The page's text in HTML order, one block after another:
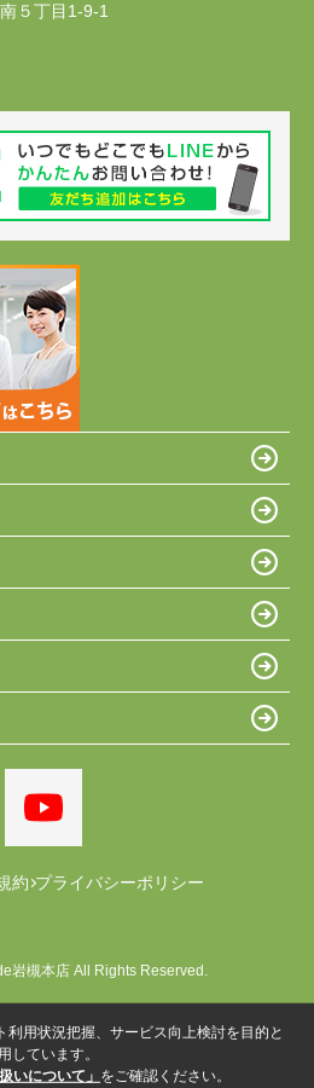
５丁目1-9-1
約 プライバシーポリシー
岩槻本店 All Rights Reserved.
用状況把握、サービス向上検討を目的と
しています。
いについて」 をご確認ください。